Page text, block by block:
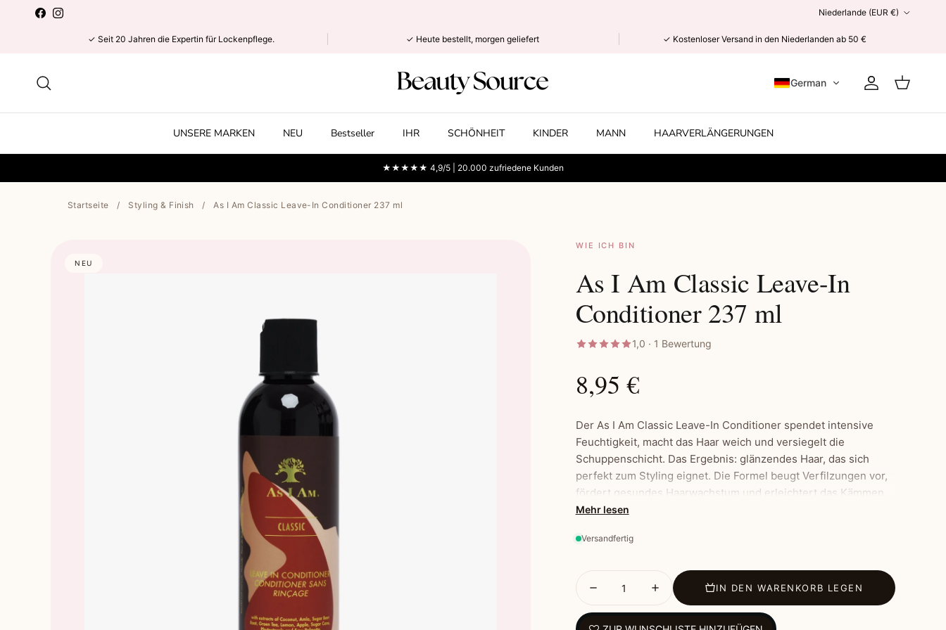
Direkt zum Inhalt
FacebookInstagram Niederlande (EUR €)
✓ Seit 20 Jahren die Expertin für Lockenpflege. ✓ Heute bestellt, morgen geliefert ✓ Kostenloser Versand in den Niederlanden ab 50 €
German Konto
UNSERE MARKEN NEU Bestseller IHR SCHÖNHEIT KINDER MANN HAARVERLÄNGERUNGEN
★★★★★ 4,9/5 | 20.000 zufriedene Kunden
Startseite / Styling & Finish / As I Am Classic Leave-In Conditioner 237 ml
NEU
WIE ICH BIN
As I Am Classic Leave-In
Conditioner 237 ml
1,0 · 1 Bewertung
8,95 €
Der As I Am Classic Leave-In Conditioner spendet intensive
Feuchtigkeit, macht das Haar weich und versiegelt die
Schuppenschicht. Das Ergebnis: glänzendes Haar, das sich
perfekt zum Styling eignet. Die Formel beugt Verfilzungen vor,
fördert gesundes Haarwachstum und erleichtert das Kämmen
im nassen Zustand. Ideal vor Gels und Cremes, verhindert er
Naturlocken geschmeidig und schwungvoll bleiben.
Hauptmerkmale:
Sheabutter: Spendet intensive Feuchtigkeit, reduziert Frizz,
Mehr lesen
Versandfertig
IN DEN WARENKORB LEGEN